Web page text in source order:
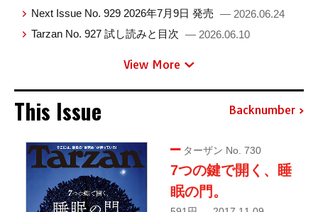
Next Issue No. 929 2026年7月9日 発売 — 2026.06.24
Tarzan No. 927 試し読みと目次 — 2026.06.10
View More
This Issue Backnumber
ターザン No. 730
7つの鍵で開く、睡
眠の門。